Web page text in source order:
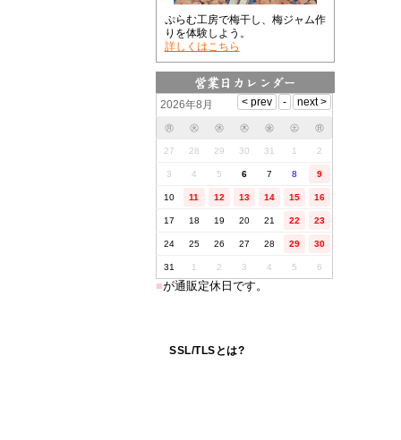
ぷらむ工房で梅干し、梅ジャム作
りを体験しよう。
詳しくはこちら
2026年8月
㊊ ㊋ ㊌ ㊍ ㊎ ㊏ ㊐
27 28 29 30 31 1 2
3 4 5 6 7 8 9
10 11 12 13 14 15 16
17 18 19 20 21 22 23
24 25 26 27 28 29 30
31 1 2 3 4 5 6
■が通販定休日です。
SSL/TLSとは?